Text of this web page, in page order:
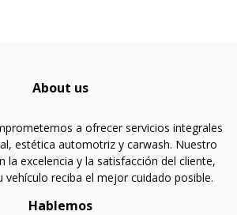
About us
a ofrecer servicios integrales
estética automotriz y carwash. Nuestro
la excelencia y la satisfacción del cliente,
vehículo reciba el mejor cuidado posible.
Hablemos